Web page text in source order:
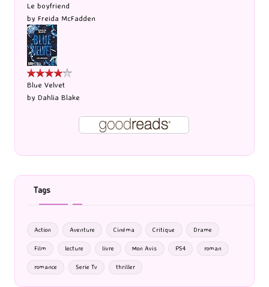
Le boyfriend
by Freida McFadden
Blue Velvet
by Dahlia Blake
Tags
Action Aventure Cinéma Critique Drame
Film lecture livre Mon Avis PS4 roman
romance Serie Tv thriller